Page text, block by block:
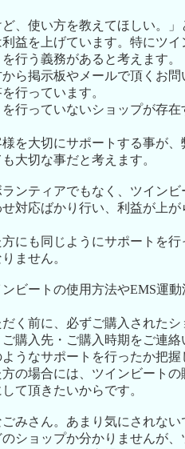
ど、使い方を教えてほしい。
益を上げています。特にツ
行う義務があると考えます。
ら掲示板やメールで頂くお
行っています。
行っていないショップが存
を大切にサポートする事が
大切な事だと考えます。
ンティアでもなく、ツイン
対応ばかり行い、利益が上
にも同じようにサポートを
ません。
ビートの使用方法やEMS運
く前に、必ずご購入された
購入先・ご購入時期をご連
うなサポートを行ったか把
の場合には、ツインビート
て頂きたいからです。
みさん。あまり気にされない
ショップか分かりませんが